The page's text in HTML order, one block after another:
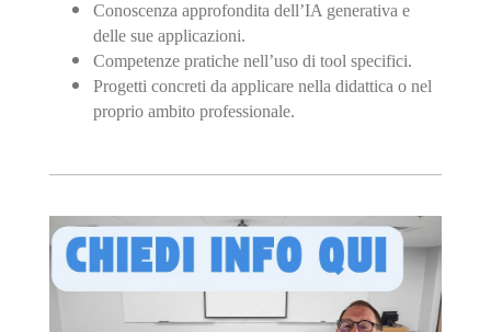
Conoscenza approfondita dell’IA generativa e
delle sue applicazioni.
Competenze pratiche nell’uso di tool specifici.
Progetti concreti da applicare nella didattica o nel
proprio ambito professionale.